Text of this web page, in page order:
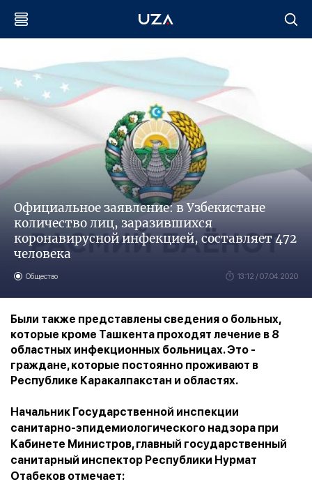
Официальное заявление: в Узбекистане
количество лиц, заразившихся
коронавирусной инфекцией, составляет 472
человека
Общество 13:12 / 07.04.2020
Были также представлены сведения о больных,
которые кроме Ташкента проходят лечение в 8
областных инфекционных больницах. Это -
граждане, которые постоянно проживают в
Республике Каракалпакстан и областях.
Начальник Государственной инспекции
санитарно-эпидемиологического надзора при
Кабинете Министров, главный государственный
санитарный инспектор Республики Нурмат
Отабеков отмечает: